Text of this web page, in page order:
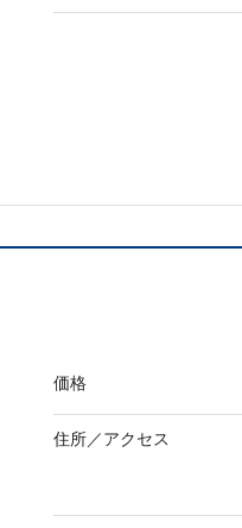
価格
住所／アクセス